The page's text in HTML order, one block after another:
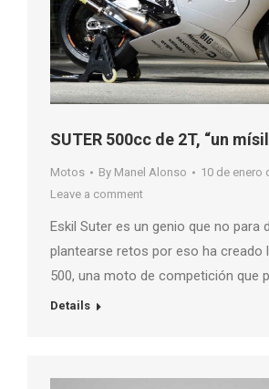
SUTER 500cc de 2T, “un
Motos By Manel Alonso
10 de enero
Leave a comment
Eskil Suter es un genio que no para
plantearse retos por eso ha creado
500, una moto de competición que
Details